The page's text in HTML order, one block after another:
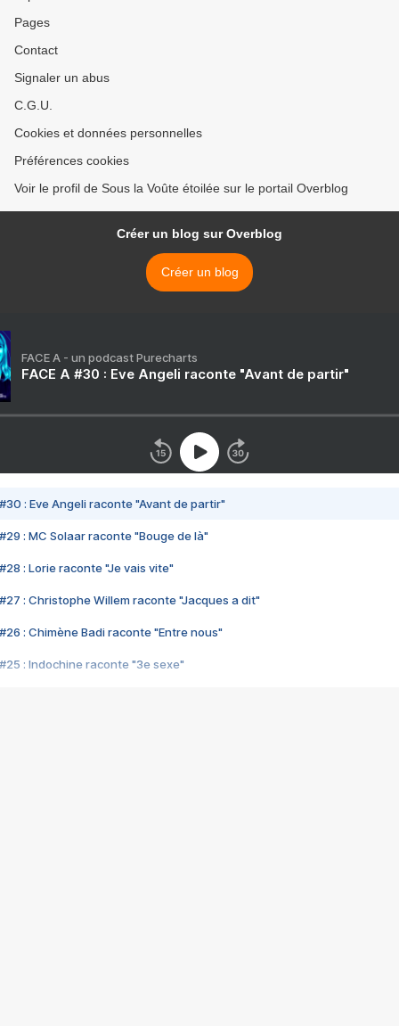
Pages
Contact
Signaler un abus
C.G.U.
Cookies et données personnelles
Préférences cookies
Voir le profil de Sous la Voûte étoilée sur le portail Overblog
Créer un blog sur Overblog
Créer un blog
FACE A - un podcast Purecharts
FACE A #30 : Eve Angeli raconte "Avant de partir"
#30 : Eve Angeli raconte "Avant de partir"
#29 : MC Solaar raconte "Bouge de là"
#28 : Lorie raconte "Je vais vite"
#27 : Christophe Willem raconte "Jacques a dit"
#26 : Chimène Badi raconte "Entre nous"
#25 : Indochine raconte "3e sexe"